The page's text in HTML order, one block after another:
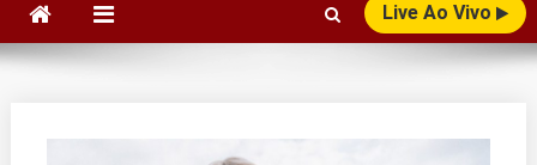
Live Ao Vivo